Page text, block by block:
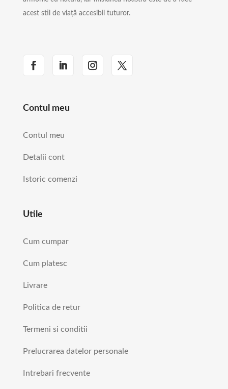
acest stil de viață accesibil tuturor.
Contul meu
Contul meu
Detalii cont
Istoric comenzi
Utile
Cum cumpar
Cum platesc
Livrare
Politica de retur
Termeni si conditii
Prelucrarea datelor personale
Intrebari frecvente